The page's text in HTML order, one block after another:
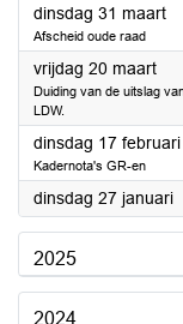
dinsdag 31 maart
Afscheid oude raad
vrijdag 20 maart2026
Duiding van de uitslag
LDW.
dinsdag 17 februari
Kadernota's GR-en
dinsdag 27 januari
2025
2024